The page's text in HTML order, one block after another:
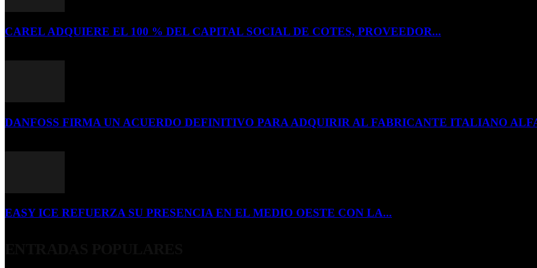
CAREL ADQUIERE EL 100 % DEL CAPITAL SOCIAL DE COTES, PROVEEDOR...
DANFOSS FIRMA UN ACUERDO DEFINITIVO PARA ADQUIRIR AL FABRICANTE ITALIANO
EASY ICE REFUERZA SU PRESENCIA EN EL MEDIO OESTE CON LA...